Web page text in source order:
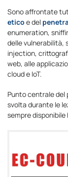
Sono affrontate
etico e del
enumeration,
delle vulnerabilità,
injection,
web, alle
cloud e IoT.
Punto centrale del
svolta durante le
sempre